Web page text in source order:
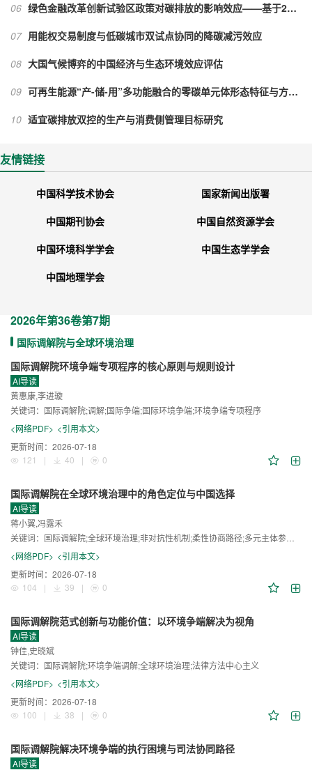
06
绿色金融改革创新试验区政策对碳排放的影响效应——基于282个城市面板数据的准实验研究
07 用能权交易制度与低碳城市双试点协同的降碳减污效应
08 大国气候博弈的中国经济与生态环境效应评估
09
可再生能源“产-储-用”多功能融合的零碳单元体形态特征与方案构建
10 适宜碳排放双控的生产与消费侧管理目标研究
友情链接
中国科学技术协会
国家新闻出版署
中国期刊协会
中国自然资源学会
中国环境科学学会
中国生态学学会
中国地理学会
2026年第36卷第7期
国际调解院与全球环境治理
国际调解院环境争端专项程序的核心原则与规则设计
AI导读
黄惠康,李进璇
关键词： 国际调解院;调解;国际争端;国际环境争端;环境争端专项程序
<网络PDF> <引用本文>
更新时间： 2026-07-18
121
| 40 | 0
国际调解院在全球环境治理中的角色定位与中国选择
AI导读
蒋小翼,冯露禾
关键词： 国际调解院;全球环境治理;非对抗性机制;柔性协商路径;多元主体参与;程序性公正;争端解决机制
<网络PDF> <引用本文>
更新时间： 2026-07-18
104
| 39 | 0
国际调解院范式创新与功能价值：以环境争端解决为视角
AI导读
钟佳,史晓斌
关键词： 国际调解院;环境争端调解;全球环境治理;法律方法中心主义
<网络PDF> <引用本文>
更新时间： 2026-07-18
100
| 38 | 0
国际调解院解决环境争端的执行困境与司法协同路径
AI导读